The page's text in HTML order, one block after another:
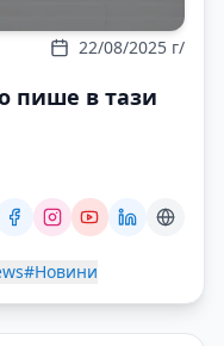
22/08/2025 г/
пише в тази
#Новини